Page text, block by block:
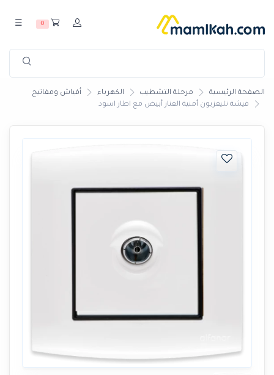
0
☰
الصفحة الرئيسية مرحلة التشطيب الكهرباء
أفياش ومفاتيح
فيشة تليفزيون أمنية الفنار أبيض مع اطار اسود